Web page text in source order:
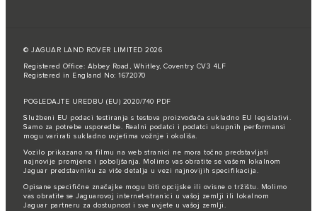
© JAGUAR LAND ROVER LIMITED 2026
Registered Office: Abbey Road, Whitley, Coventry CV3 4LF
Registered in England No: 1672070
POGLEDAJTE UREDBU (EU) 2020/740 PDF
Službeni EU podaci testiranja s testova proizvođača sukladno EU legislativi.
Samo za potrebe usporedbe. Realni podatci i podatci ukupnih performansi
mogu varirati sukladno uvjetima vožnje i okoliša.
Vozilo prikazano na filmu na web stranici ne mora točno predstavljati
najnovije promjene i poboljšanja. Molimo vas obratite se vašem lokalnom
Jaguar predstavniku za više detalja u vezi najnovijih specifikacija.
Opisane specifične značajke mogu biti opcijske ili ovisne o tržištu. Molimo
vas obratite se Jaguarovoj internet-stranici u vašoj zemlji ili lokalnom
Jaguar partneru za dostupnost i sve uvjete u vašoj zemlji.